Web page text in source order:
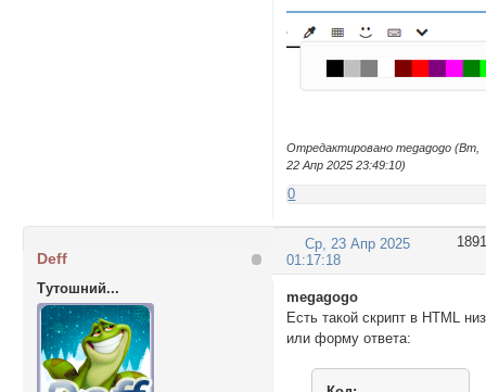
Отредактировано megagogo (Вт,
22 Апр 2025 23:49:10)
0
1891
Ср, 23 Апр 2025
01:17:18
Deff
Тутошний...
megagogo
Есть такой скрипт в HTML низ
или форму ответа: